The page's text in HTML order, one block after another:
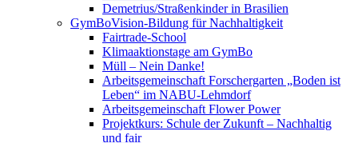
Demetrius/Straßenkinder in Brasilien
GymBoVision-Bildung für Nachhaltigkeit
Fairtrade-School
Klimaaktionstage am GymBo
Müll – Nein Danke!
Arbeitsgemeinschaft Forschergarten „Boden ist
Leben“ im NABU-Lehmdorf
Arbeitsgemeinschaft Flower Power
Projektkurs: Schule der Zukunft – Nachhaltig
und fair